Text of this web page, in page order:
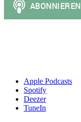
Apple Podcasts
Spotify
Deezer
TuneIn